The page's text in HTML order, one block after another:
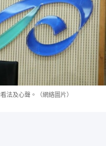
法及心聲。（網絡圖片）